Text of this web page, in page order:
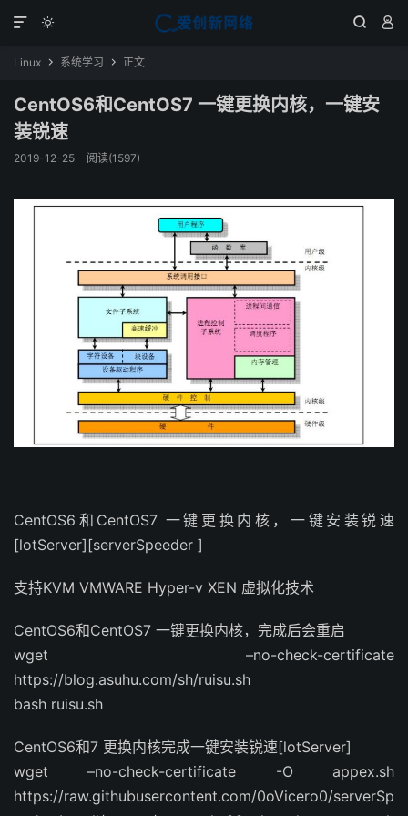
  

Linux  系统学习  正文
CentOS6和CentOS7 一键更换内核，一键安
装锐速
2019-12-25 阅读(1597)
CentOS6和CentOS7 一键更换内核，一键安装锐速
[lotServer][serverSpeeder ]
支持KVM VMWARE Hyper-v XEN 虚拟化技术
CentOS6和CentOS7 一键更换内核，完成后会重启
wget –no-check-certificate
https://blog.asuhu.com/sh/ruisu.sh
bash ruisu.sh
CentOS6和7 更换内核完成一键安装锐速[lotServer]
wget –no-check-certificate -O appex.sh
https://raw.githubusercontent.com/0oVicero0/serverSp